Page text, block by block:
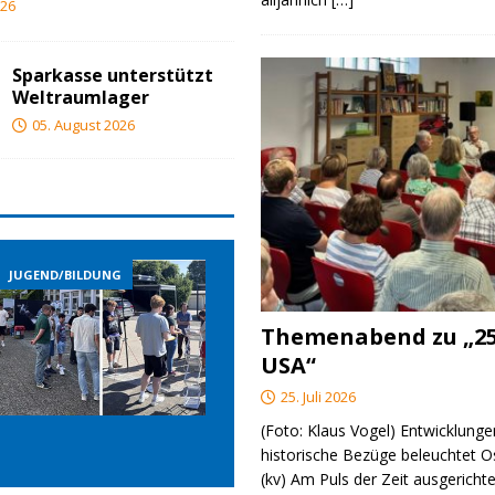
Sparkasse unterstützt
Weltraumlager
05. August 2026
JUGEND/BILDUNG JUGEND/BILDUNG
Themenabend zu
USA“
25. Juli 2026
(Foto: Klaus Vogel)
historische Bezüge beleuchtet
(kv) Am Puls der Zeit